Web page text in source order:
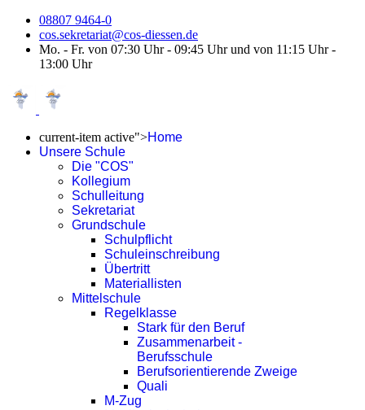
08807 9464-0
cos.sekretariat@cos-diessen.de
Mo. - Fr. von 07:30 Uhr - 09:45 Uhr und von 11:15 Uhr -
13:00 Uhr
current-item active">Home
Unsere Schule
Die "COS"
Kollegium
Schulleitung
Sekretariat
Grundschule
Schulpflicht
Schuleinschreibung
Übertritt
Materiallisten
Mittelschule
Regelklasse
Stark für den Beruf
Zusammenarbeit -
Berufsschule
Berufsorientierende Zweige
Quali
M-Zug